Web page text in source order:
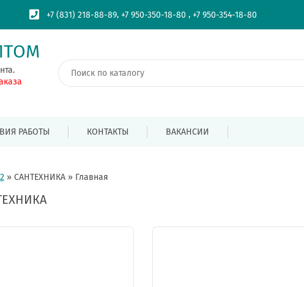
+7 (831) 218-88-89,+7 950-350-18-80 ,+7 950-354-18-80
РАБОТЫ КОНТАКТЫ ВАКАНСИИ
» САНТЕХНИКА» Главная